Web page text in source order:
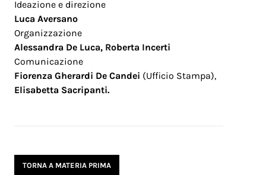
Ideazione e direzione
Luca Aversano
Organizzazione
Alessandra De Luca, Roberta Incerti
Comunicazione
Fiorenza Gherardi De Candei (Ufficio Stampa),
Elisabetta Sacripanti.
TORNA A MATERIA PRIMA